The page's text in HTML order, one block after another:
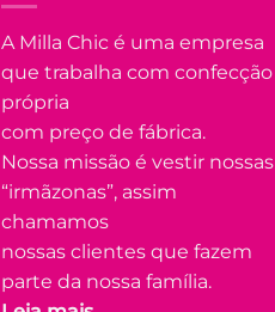
ser
escolhidas
na
página
do
produto
U
RESORT
Vestido
com Lastex
e Manga
Princesa
Carla –
Verde
A Milla Chic é uma empresa
que trabalha com confecção
própria
com preço de fábrica.
Nossa missão é vestir nossas
“irmãzonas”, assim
chamamos
nossas clientes que fazem
parte da nossa família.